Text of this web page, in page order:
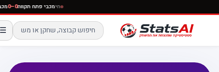
חימכבי פתח תקווה0–0
☰